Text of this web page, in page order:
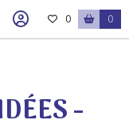
0 0
-